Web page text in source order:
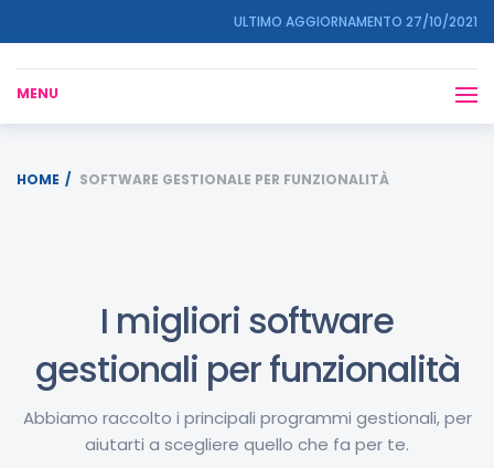
ULTIMO AGGIORNAMENTO 27/10/2021
MENU
HOME SOFTWARE GESTIONALE PER FUNZIONALITÀ
I migliori software
gestionali per funzionalità
Abbiamo raccolto i principali programmi gestionali, per
aiutarti a scegliere quello che fa per te.